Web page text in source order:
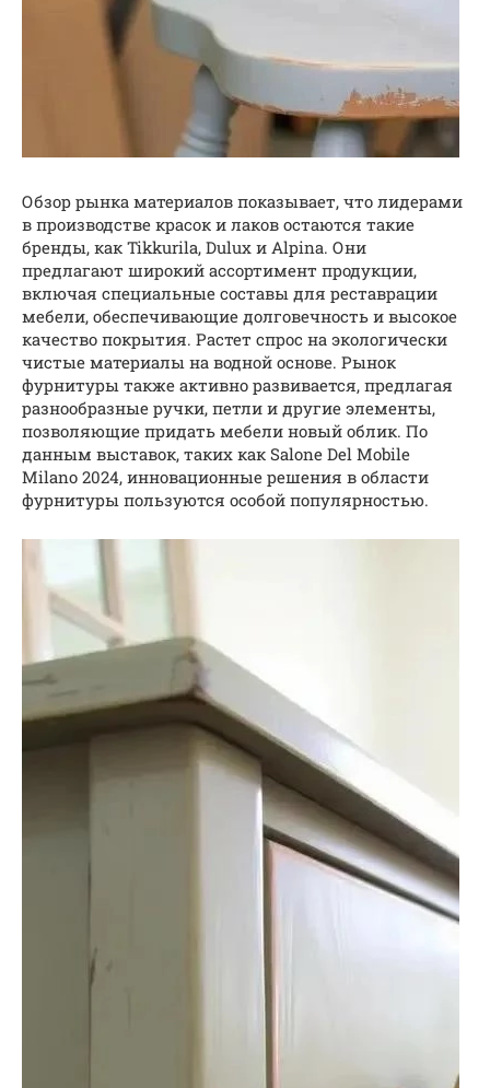
Обзор рынка материалов показывает, что лидерами
в производстве красок и лаков остаются такие
бренды, как Tikkurila, Dulux и Alpina. Они
предлагают широкий ассортимент продукции,
включая специальные составы для реставрации
мебели, обеспечивающие долговечность и высокое
качество покрытия. Растет спрос на экологически
чистые материалы на водной основе. Рынок
фурнитуры также активно развивается, предлагая
разнообразные ручки, петли и другие элементы,
позволяющие придать мебели новый облик. По
данным выставок, таких как Salone Del Mobile
Milano 2024, инновационные решения в области
фурнитуры пользуются особой популярностью.